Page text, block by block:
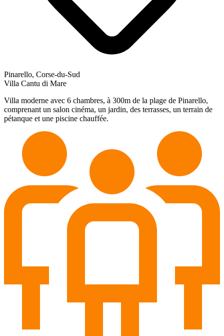
Pinarello, Corse-du-Sud
Villa Cantu di Mare
Villa moderne avec 6 chambres, à 300m de la plage de Pinarello,
comprenant un salon cinéma, un jardin, des terrasses, un terrain de
pétanque et une piscine chauffée.